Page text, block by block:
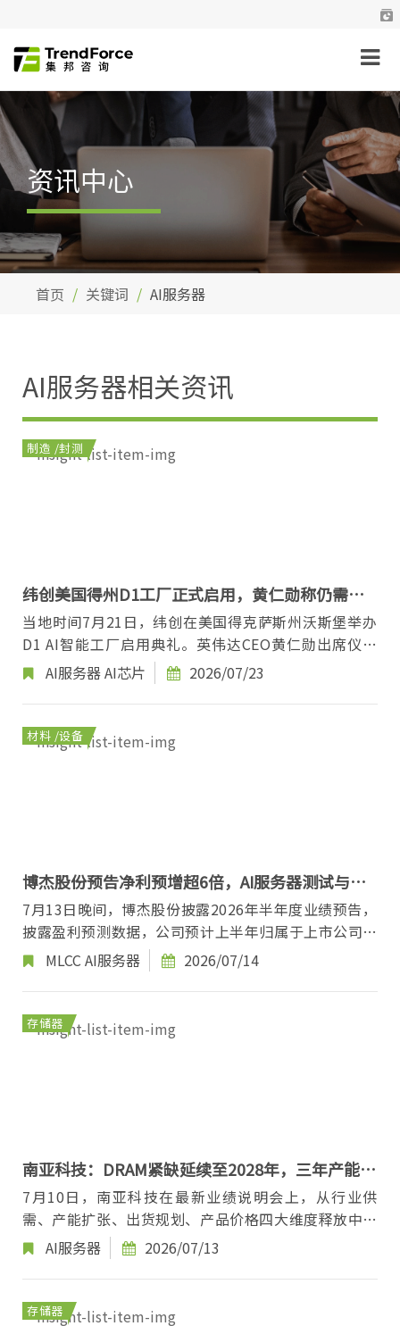
资讯中心
首页 关键词 AI服务器
AI服务器相关资讯
制造 /封测
纬创美国得州D1工厂正式启用，黄仁勋称仍需新
增大量产能匹配AI需求
当地时间7月21日，纬创在美国得克萨斯州沃斯堡举办
D1 AI智能工厂启用典礼。英伟达CEO黄仁勋出席仪式
祝贺，并与纬创董事长林宪铭共同为新厂揭幕。...
AI服务器AI芯片 2026/07/23
材料 /设备
博杰股份预告净利预增超6倍，AI服务器测试与
MLCC设备驱动增长
7月13日晚间，博杰股份披露2026年半年度业绩预告，
披露盈利预测数据，公司预计上半年归属于上市公司股
东净利润区间1.50亿元至1.85亿元，同比增幅642.8...
MLCC AI服务器 2026/07/14
存储器
南亚科技：DRAM紧缺延续至2028年，三年产能扩
张69%
7月10日，南亚科技在最新业绩说明会上，从行业供
需、产能扩张、出货规划、产品价格四大维度释放中长
期存储产业判断。 需求端层面，Rubin Ultra、TP...
AI服务器 2026/07/13
存储器